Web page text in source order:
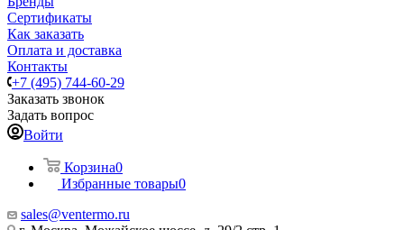
Сертификаты
Как заказать
Оплата и доставка
Контакты
+7 (495) 744-60-29
Заказать звонок
Задать вопрос
Войти
Корзина0
Избранные товары0
sales@ventermo.ru